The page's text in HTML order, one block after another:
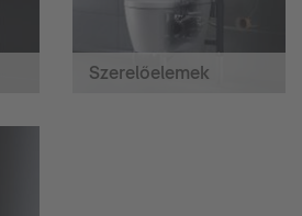
Szerelőelemek